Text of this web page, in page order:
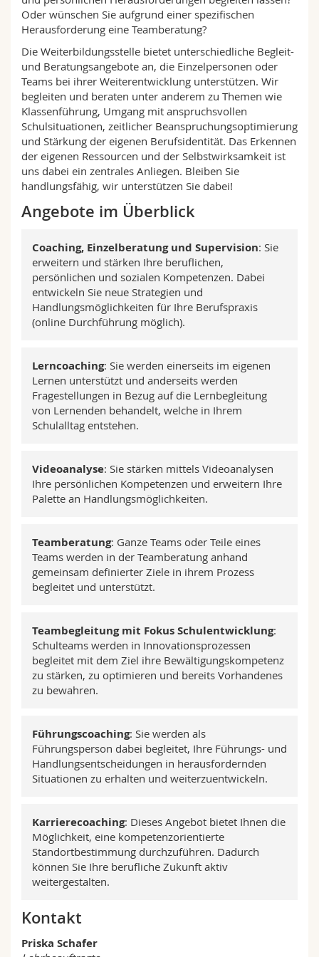
Math.-Nat. und Med. Fak.
Interfakultär
Mitarbeitende
Doktorierende
Webmail
Vorlesungsverzeichnis
MyUnifr
Oder wünschen Sie aufgrund einer spezifischen
Herausforderung eine Teamberatung?
Die Weiterbildungsstelle bietet unterschiedliche Begleit-
und Beratungsangebote an, die Einzelpersonen oder
Teams bei ihrer Weiterentwicklung unterstützen. Wir
begleiten und beraten unter anderem zu Themen wie
Klassenführung, Umgang mit anspruchsvollen
Schulsituationen, zeitlicher Beanspruchungsoptimierung
und Stärkung der eigenen Berufsidentität. Das Erkennen
der eigenen Ressourcen und der Selbstwirksamkeit ist
uns dabei ein zentrales Anliegen. Bleiben Sie
handlungsfähig, wir unterstützen Sie dabei!
Angebote im Überblick
Coaching, Einzelberatung und Supervision: Sie
erweitern und stärken Ihre beruflichen,
persönlichen und sozialen Kompetenzen. Dabei
entwickeln Sie neue Strategien und
Handlungsmöglichkeiten für Ihre Berufspraxis
(online Durchführung möglich).
Lerncoaching: Sie werden einerseits im eigenen
Lernen unterstützt und anderseits werden
Fragestellungen in Bezug auf die Lernbegleitung
von Lernenden behandelt, welche in Ihrem
Schulalltag entstehen.
Videoanalyse: Sie stärken mittels Videoanalysen
Ihre persönlichen Kompetenzen und erweitern Ihre
Palette an Handlungsmöglichkeiten.
Teamberatung: Ganze Teams oder Teile eines
Teams werden in der Teamberatung anhand
gemeinsam definierter Ziele in ihrem Prozess
begleitet und unterstützt.
Teambegleitung mit Fokus Schulentwicklung:
Schulteams werden in Innovationsprozessen
begleitet mit dem Ziel ihre Bewältigungskompetenz
zu stärken, zu optimieren und bereits Vorhandenes
zu bewahren.
Führungscoaching: Sie werden als
Führungsperson dabei begleitet, Ihre Führungs- und
Handlungsentscheidungen in herausfordernden
Situationen zu erhalten und weiterzuentwickeln.
Karrierecoaching: Dieses Angebot bietet Ihnen die
Möglichkeit, eine kompetenzorientierte
Standortbestimmung durchzuführen. Dadurch
können Sie Ihre berufliche Zukunft aktiv
weitergestalten.
Kontakt
Priska Schafer